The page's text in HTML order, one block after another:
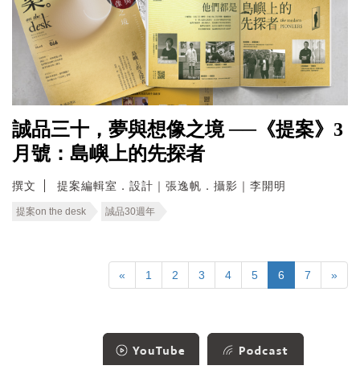
誠品三十，夢與想像之境 ──《提案》3
月號：島嶼上的先探者
撰文 提案編輯室．設計｜張逸帆．攝影｜李開明
提案on the desk 誠品30週年
« 1 2 3 4 5 6 7 »